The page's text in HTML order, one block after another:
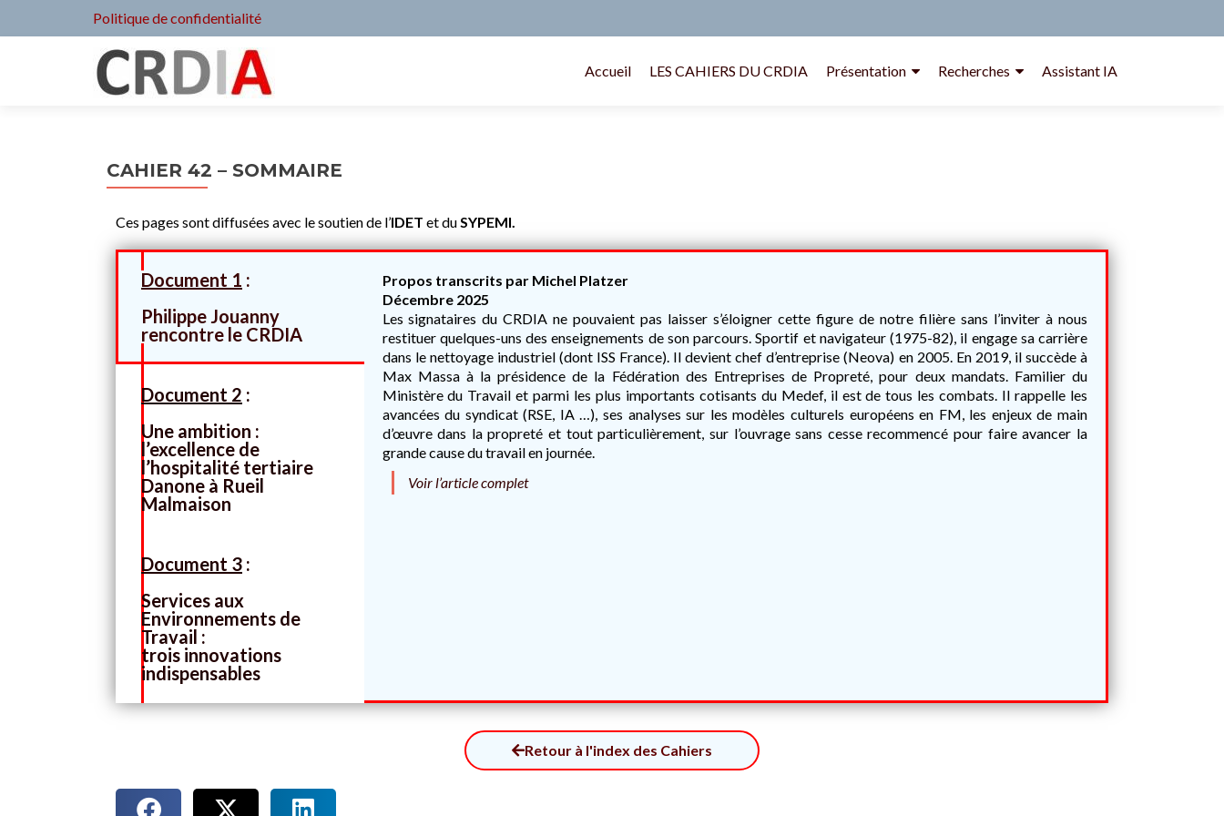
Politique de confidentialité
Accueil LES CAHIERS DU CRDIA Présentation Recherches Assistant IA
CAHIER 42 – SOMMAIRE
Ces pages sont diffusées avec le soutien de l’IDET et duSYPEMI.
Document 1 :
Philippe Jouanny
rencontre le CRDIA
Document 2 :
Une ambition :
l’excellence de
l’hospitalité tertiaire
Danone à Rueil
Malmaison
Document 3 :
Services aux
Environnements de
Travail :
trois innovations
indispensables
Propos transcrits par Michel Platzer
Décembre 2025
Les signataires du CRDIA ne pouvaient pas laisser s’éloigner cette figure de notre filière sans l’inviter à nous
restituer quelques-uns des enseignements de son parcours. Sportif et navigateur (1975-82), il engage sa carrière
dans le nettoyage industriel (dont ISS France). Il devient chef d’entreprise (Neova) en 2005. En 2019, il succède à
Max Massa à la présidence de la Fédération des Entreprises de Propreté, pour deux mandats. Familier du
Ministère du Travail et parmi les plus importants cotisants du Medef, il est de tous les combats. Il rappelle les
avancées du syndicat (RSE, IA …), ses analyses sur les modèles culturels européens en FM, les enjeux de main
d’œuvre dans la propreté et tout particulièrement, sur l’ouvrage sans cesse recommencé pour faire avancer la
grande cause du travail en journée.
Voir l’article complet
Retour à l'index des Cahiers